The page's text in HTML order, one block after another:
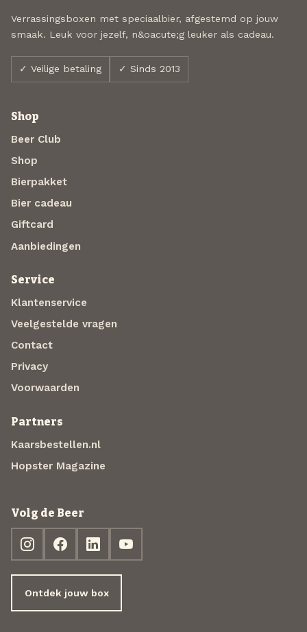
Verrassingsboxen met speciaalbier, afgestemd op jouw
smaak. Leuk voor jezelf, n&oacute;g leuker als cadeau.
✓ Veilige betaling ✓ Sinds 2013
Shop
Beer Club
Shop
Bierpakket
Bier cadeau
Giftcard
Aanbiedingen
Service
Klantenservice
Veelgestelde vragen
Contact
Privacy
Voorwaarden
Partners
Kaarsbestellen.nl
Hopster Magazine
Volg de Beer
Ontdek jouw box